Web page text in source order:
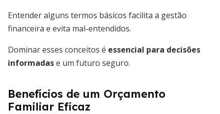
Entender alguns termos básicos facilita a gestão
financeira e evita mal-entendidos.
Dominar esses conceitos é essencial para decisões
informadase um futuro seguro.
Benefícios de um Orçamento
Familiar Eficaz